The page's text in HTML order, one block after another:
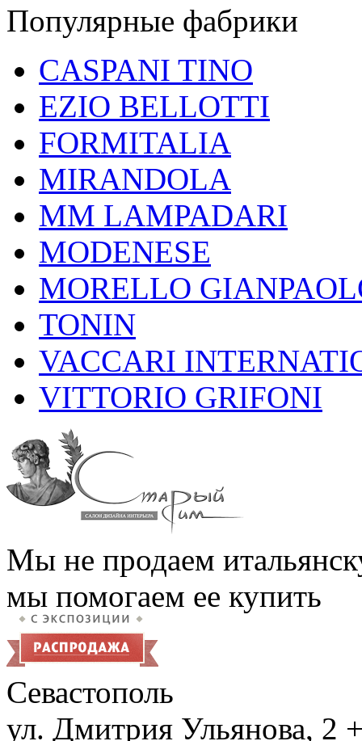
Популярные фабрики
CASPANI TINO
EZIO BELLOTTI
FORMITALIA
MIRANDOLA
MM LAMPADARI
MODENESE
MORELLO
TONIN
VACCARI
VITTORIO GRIFONI
Мы не продаем
мы помогаем ее купить
Севастополь
ул. Дмитрия Ульянова, 2